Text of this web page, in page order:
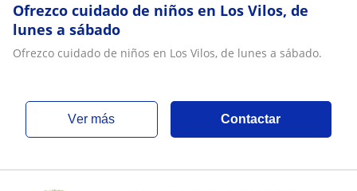
Ofrezco cuidado de niños en Los Vilos, de
lunes a sábado
Ofrezco cuidado de niños en Los Vilos, de lunes a sábado.
ver más Contactar